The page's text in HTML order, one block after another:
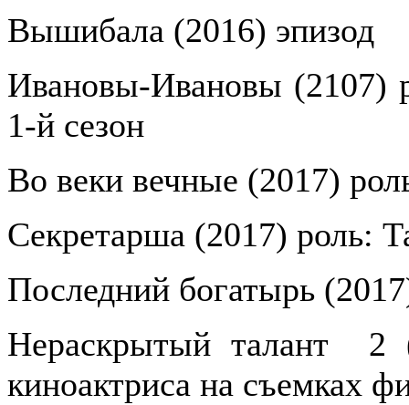
Вышибала (2016) эпизод
Ивановы-Ивановы (2107)
1-й сезон
Во веки вечные (2017)
Секретарша (2017) роль:
Последний богатырь
Нераскрытый талант
2
киноактриса на съемках